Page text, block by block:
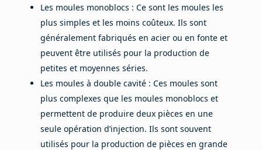
Les moules monoblocs : Ce sont les moules les
plus simples et les moins coûteux. Ils sont
généralement fabriqués en acier ou en fonte et
peuvent être utilisés pour la production de
petites et moyennes séries.
Les moules à double cavité : Ces moules sont
plus complexes que les moules monoblocs et
permettent de produire deux pièces en une
seule opération d’injection. Ils sont souvent
utilisés pour la production de pièces en grande